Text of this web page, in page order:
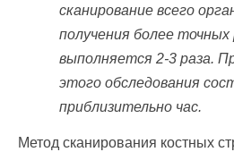
сканирование всего
получения более
выполняется 2-3 раза.
этого обследования
приблизительно час.
Метод сканирования костных